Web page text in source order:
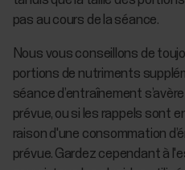
pas au cours de la séance.
Nous vous conseillons de
portions de nutriments
séance d’entraînement
prévue, ou si les rappels sont
raison d'une consommation
prévue. Gardez cependant à